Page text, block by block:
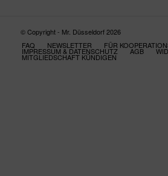
© Copyright - Mr. Düsseldorf 2026
FAQ
NEWSLETTER FÜR
IMPRESSUM & DATENSCHUTZ AGB
MITGLIEDSCHAFT KÜNDIGEN